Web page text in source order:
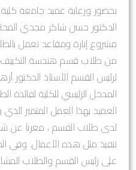
بحضور ورعاية عميد جامعة
الدكتور حسن شاكر مجدي
مشروع إنارة ومقاعد تعمل
من طلاب قسم هندسة التكييف
لرئيس القسم الأستاذ
المدخل الرئيسي للكلية لفائدة
العميد بهذا العمل المتميز
لدى طلاب القسم ، معربا عن
تنفيذ مثل هذه الأعمال. وفي
على رئيس القسم والطلاب